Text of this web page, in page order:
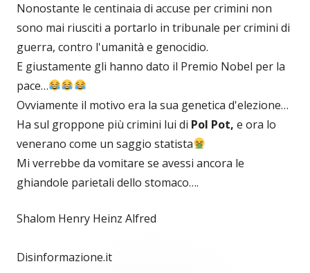
Nonostante le centinaia di accuse per crimini non
sono mai riusciti a portarlo in tribunale per crimini di
guerra, contro l'umanità e genocidio.
E giustamente gli hanno dato il Premio Nobel per la
pace…
Ovviamente il motivo era la sua genetica d'elezione…
Ha sul groppone più crimini lui di Pol Pot, e ora lo
venerano come un saggio statista
Mi verrebbe da vomitare se avessi ancora le
ghiandole parietali dello stomaco….
Shalom Henry Heinz Alfred
Disinformazione.it